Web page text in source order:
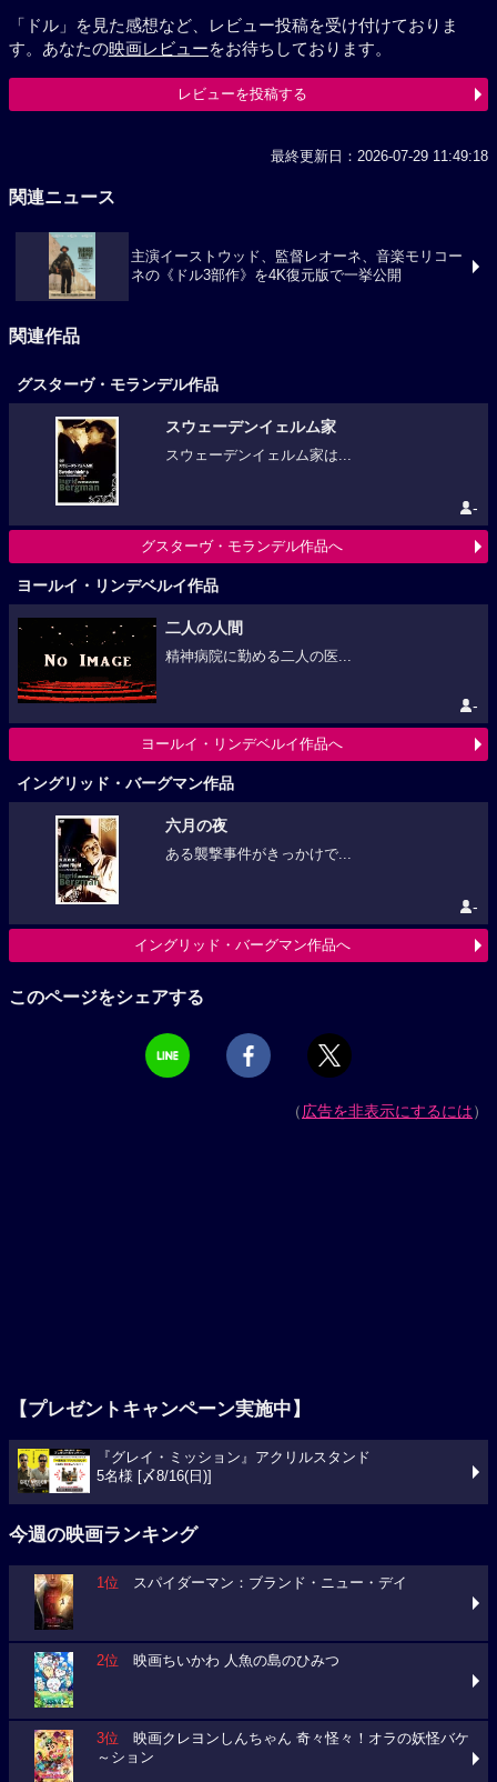
「ドル」を見た感想など、レビュー投稿を受け付けておりま
す。あなたの映画レビューをお待ちしております。
レビューを投稿する
最終更新日：2026-07-29 11:49:18
関連ニュース
主演イーストウッド、監督レオーネ、音楽モリコー
ネの《ドル3部作》を4K復元版で一挙公開
関連作品
グスターヴ・モランデル作品
スウェーデンイェルム家
スウェーデンイェルム家は...
-
グスターヴ・モランデル作品へ
ヨールイ・リンデベルイ作品
二人の人間
精神病院に勤める二人の医...
-
ヨールイ・リンデベルイ作品へ
イングリッド・バーグマン作品
六月の夜
ある襲撃事件がきっかけで...
-
イングリッド・バーグマン作品へ
このページをシェアする
（広告を非表示にするには）
【プレゼントキャンペーン実施中】
『グレイ・ミッション』アクリルスタンド
5名様 [〆8/16(日)]
今週の映画ランキング
1位 スパイダーマン：ブランド・ニュー・デイ
2位 映画ちいかわ 人魚の島のひみつ
3位 映画クレヨンしんちゃん 奇々怪々！オラの妖怪バケ
～ション